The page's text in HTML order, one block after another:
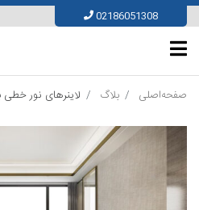
Skip
to
content
02186051308
صفحه‌اصلی بلاگ لاینرهای نور